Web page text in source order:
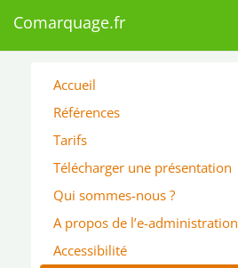
Comarquage.fr
Accueil
Références
Tarifs
Télécharger une présentation
Qui sommes-nous ?
A propos de l’e-administration
Accessibilité